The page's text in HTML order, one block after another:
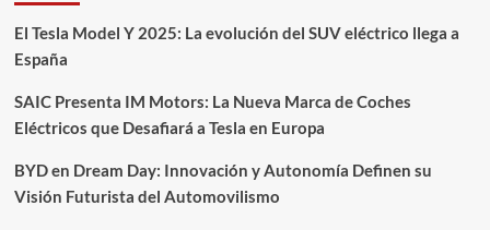
El Tesla Model Y 2025: La evolución del SUV eléctrico llega a
España
SAIC Presenta IM Motors: La Nueva Marca de Coches
Eléctricos que Desafiará a Tesla en Europa
BYD en Dream Day: Innovación y Autonomía Definen su
Visión Futurista del Automovilismo